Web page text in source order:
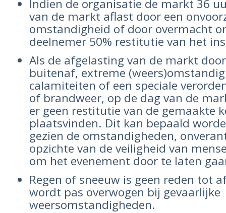
Indien de organisatie de markt 36
van de markt aflast door een
omstandigheid of door overmacht
deelnemer 50% restitutie van het
Als de afgelasting van de markt
buitenaf, extreme
calamiteiten of een speciale
of brandweer, op de dag van de
er geen restitutie van de gemaakte
plaatsvinden. Dit kan bepaald
gezien de omstandigheden,
opzichte van de veiligheid van
om het evenement door te laten
Regen of sneeuw is geen reden tot
wordt pas overwogen bij gevaarlijke
weersomstandigheden.